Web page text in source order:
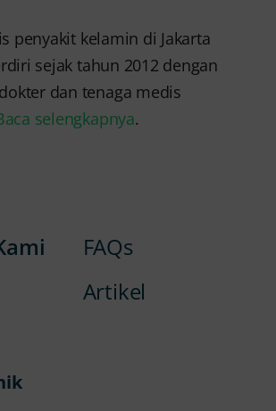
penyakit kelamin di Jakarta
sejak tahun 2012 dengan
dan tenaga medis
selengkapnya.
FAQs
Artikel